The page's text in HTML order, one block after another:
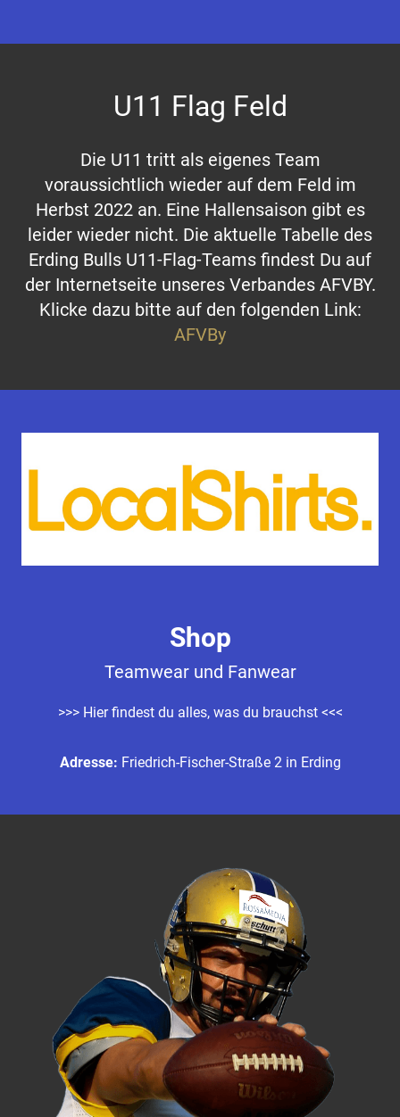
U11 Flag Feld
Die U11 tritt als eigenes Team
voraussichtlich wieder auf dem Feld im
Herbst 2022 an. Eine Hallensaison gibt es
leider wieder nicht. Die aktuelle Tabelle des
Erding Bulls U11-Flag-Teams findest Du auf
der Internetseite unseres Verbandes AFVBY.
Klicke dazu bitte auf den folgenden Link:
AFVBy
Shop
Teamwear und Fanwear
>>> Hier findest du alles, was du brauchst <<<
Adresse: Friedrich-Fischer-Straße 2 in Erding